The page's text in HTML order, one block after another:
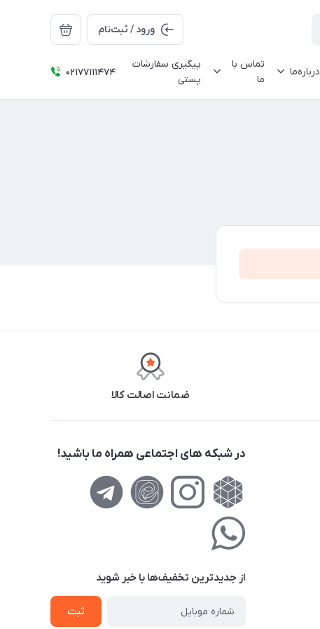
ورود / ثبت‌نام
درباره‌ما
تماس با
ما
پیگیری سفارشات
پستی
02177111474
ضمانت اصالت کالا
در شبکه های اجتماعی همراه ما باشید!
از جدید‌ترین تخفیف‌ها با‌ خبر شوید
ثبت